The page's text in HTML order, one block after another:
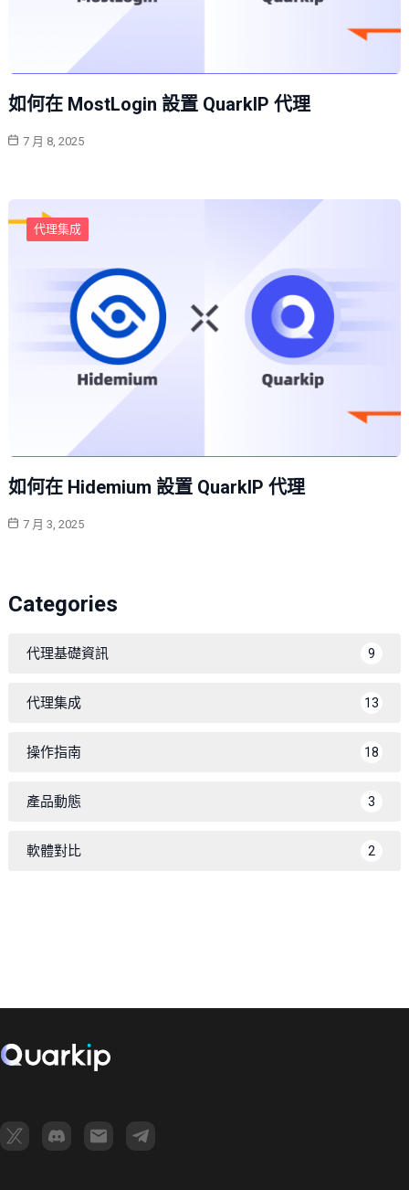
如何在 MostLogin 設置 QuarkIP 代理
7 月 8, 2025
代理集成
如何在 Hidemium 設置 QuarkIP 代理
7 月 3, 2025
Categories
代理基礎資訊 9
代理集成 13
操作指南 18
產品動態 3
軟體對比 2